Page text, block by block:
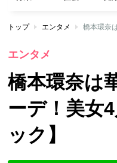
トップ エンタメ 橋本環奈
エンタメ
橋本環奈は
ーデ！美女
ック】